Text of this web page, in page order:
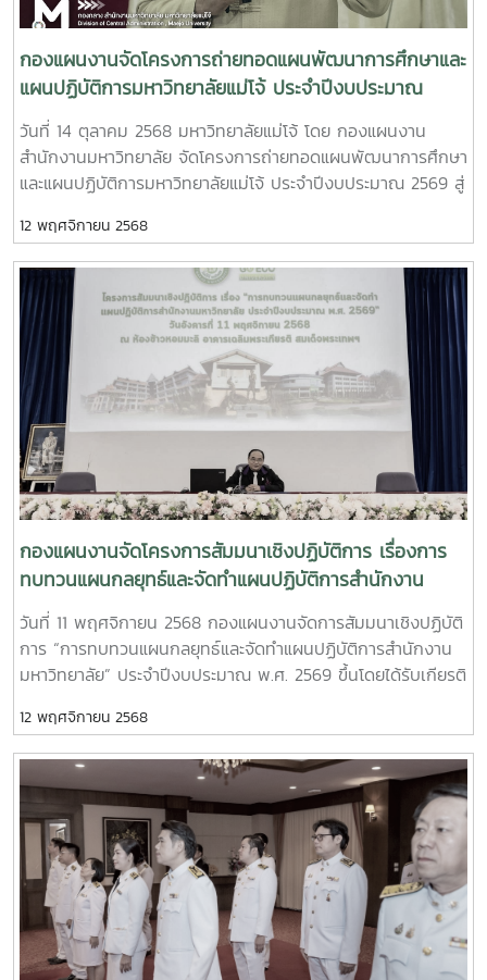
กองแผนงานจัดโครงการถ่ายทอดแผนพัฒนาการศึกษาและ
แผนปฏิบัติการมหาวิทยาลัยแม่โจ้ ประจำปีงบประมาณ
2569 สู่การปฏิบัติ
วันที่ 14 ตุลาคม 2568 มหาวิทยาลัยแม่โจ้ โดย กองแผนงาน
สำนักงานมหาวิทยาลัย จัดโครงการถ่ายทอดแผนพัฒนาการศึกษา
และแผนปฏิบัติการมหาวิทยาลัยแม่โจ้ ประจำปีงบประมาณ 2569 สู่
ทองมา อธิการบดีมหาวิทยาลัยแม่โจ้ เป็นประธานพร้อมทั้งมอบ
นโยบายการบริหารฯ โดยมีผู้บริหาร รองอธิการบดี และผู้ช่วย
อธิการบดี ได้ร่วมนำเสนอแนวทางการขับเคลื่อนการดำเนินงานใน
ในความรับผิดชอบของผู้บริหาร ประจำปีงบประมาณ พ.ศ. 2569
เพื่อให้ส่วนงานและหน่วยงานภายในมหาวิทยาลัย รับทราบทิศทาง
การพัฒนามหาวิทยาลัย แผนปฏิบัติการฯ รวมถึงการขับเคลื่อน
การดำเนินงานในส่วนต่างๆ ให้บรรลุเป้าเหมายที่กำหนดไว้
12 พฤศจิกายน 2568
กองแผนงานจัดโครงการสัมมนาเชิงปฏิบัติการ เรื่องการ
ทบทวนแผนกลยุทธ์และจัดทำแผนปฏิบัติการสำนักงาน
มหาวิทยาลัย ประจำปีงบประมาณ พ.ศ. 2569
วันที่ 11 พฤศจิกายน 2568 กองแผนงานจัดการสัมมนาเชิงปฏิบัติ
การ “การทบทวนแผนกลยุทธ์และจัดทำแผนปฏิบัติการสำนักงาน
มหาวิทยาลัย” ประจำปีงบประมาณ พ.ศ. 2569 ขึ้นโดยได้รับเกียรติ
แม่โจ้ เป็นประธานเปิดการสัมมนา พร้อมมอบนโยบายการบริหาร
ของมหาวิทยาลัย แผนพัฒนาการศึกษา และแผนปฏิบัติการ
มหาวิทยาลัย ประจำปีงบประมาณ พ.ศ. 2569 และระดมความคิด
เห็นในการทบทวนแผนกลยุทธ์และจัดทำแผนปฏิบัติการสำนักงาน
มหาวิทยาลัยให้สอดคล้องและสนับสนุนการดำเนินงานตามนโยบาย
และแผนของมหาวิทยาลัย ตามกระบวนการประกันคุณภาพ ของ
เกณฑ์ EdPEx ทั้งนี้ มีคณะผู้บริหาร หัวหน้าหน่วยงาน และบุคลกร
ที่เกี่ยวข้อง เข้าร่วม
12 พฤศจิกายน 2568